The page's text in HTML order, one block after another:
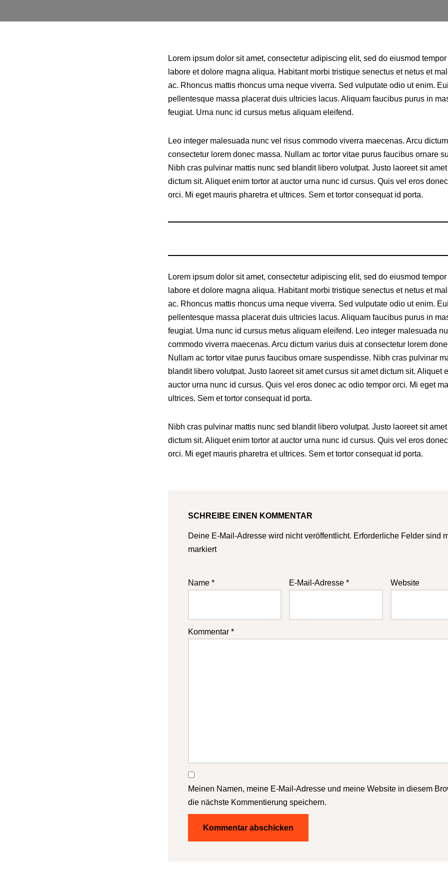
Lorem ipsum dolor sit amet, consectetur adipiscing elit, sed do eiusmod
labore et dolore magna aliqua. Habitant morbi tristique senectus et netus et
ac. Rhoncus mattis rhoncus urna neque viverra. Sed vulputate odio ut enim.
pellentesque massa placerat duis ultricies lacus. Aliquam faucibus purus in
feugiat. Urna nunc id cursus metus aliquam eleifend.
Leo integer malesuada nunc vel risus commodo viverra maecenas. Arcu
consectetur lorem donec massa. Nullam ac tortor vitae purus faucibus ornare
Nibh cras pulvinar mattis nunc sed blandit libero volutpat. Justo laoreet sit
dictum sit. Aliquet enim tortor at auctor urna nunc id cursus. Quis vel eros
orci. Mi eget mauris pharetra et ultrices. Sem et tortor consequat id porta.
Lorem ipsum dolor sit amet, consectetur adipiscing elit, sed do eiusmod
labore et dolore magna aliqua. Habitant morbi tristique senectus et netus et
ac. Rhoncus mattis rhoncus urna neque viverra. Sed vulputate odio ut enim.
pellentesque massa placerat duis ultricies lacus. Aliquam faucibus purus in
feugiat. Urna nunc id cursus metus aliquam eleifend. Leo integer malesuada
commodo viverra maecenas. Arcu dictum varius duis at consectetur lorem
Nullam ac tortor vitae purus faucibus ornare suspendisse. Nibh cras pulvinar
blandit libero volutpat. Justo laoreet sit amet cursus sit amet dictum sit. Aliquet
auctor urna nunc id cursus. Quis vel eros donec ac odio tempor orci. Mi eget
ultrices. Sem et tortor consequat id porta.
Nibh cras pulvinar mattis nunc sed blandit libero volutpat. Justo laoreet sit
dictum sit. Aliquet enim tortor at auctor urna nunc id cursus. Quis vel eros
orci. Mi eget mauris pharetra et ultrices. Sem et tortor consequat id porta.
SCHREIBE EINEN KOMMENTAR
Deine E-Mail-Adresse wird nicht veröffentlicht. Erforderliche Felder sind
markiert
Name * E-Mail-Adresse* Website
Kommentar *
Meinen Namen, meine E-Mail-Adresse und meine Website in diesem
die nächste Kommentierung speichern.